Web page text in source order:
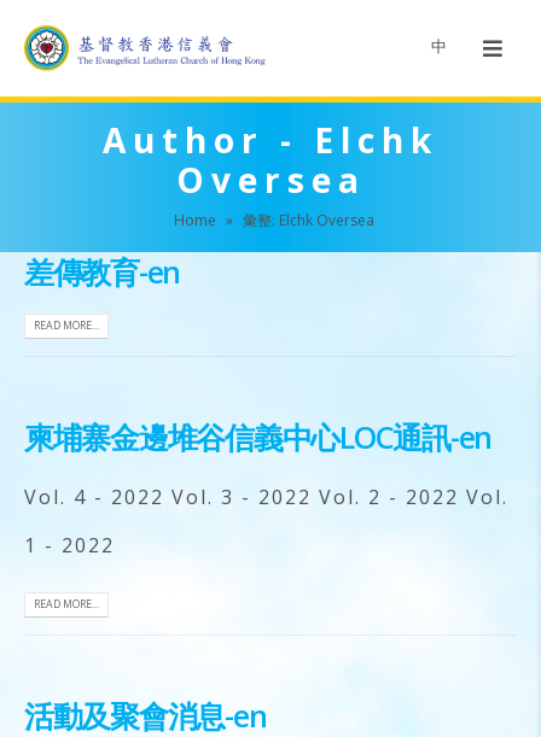
中
Author - Elchk
Oversea
Home » 彙整: Elchk Oversea
差傳教育-en
READ MORE...
柬埔寨金邊堆谷信義中心LOC通訊-en
Vol. 4 - 2022 Vol. 3 - 2022 Vol. 2 - 2022 Vol.
1 - 2022
READ MORE...
活動及聚會消息-en